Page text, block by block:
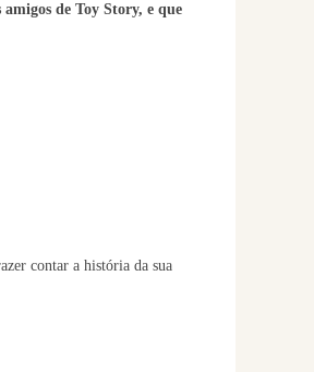
amigos de Toy Story, e que
contar a história da sua